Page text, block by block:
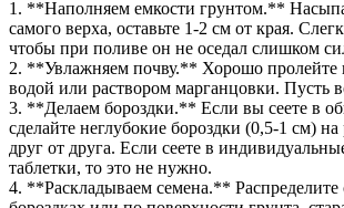
1. **Наполняем емкости грунтом.**
самого верха, оставьте 1-2 см от края.
чтобы при поливе он не оседал слишком
2. **Увлажняем почву.** Хорошо пролейте
водой или раствором марганцовки. Пусть
3. **Делаем бороздки.** Если вы сеете в
сделайте неглубокие бороздки (0,5-1 см)
друг от друга. Если сеете в
таблетки, то это не нужно.
4. **Раскладываем семена.** Распределите